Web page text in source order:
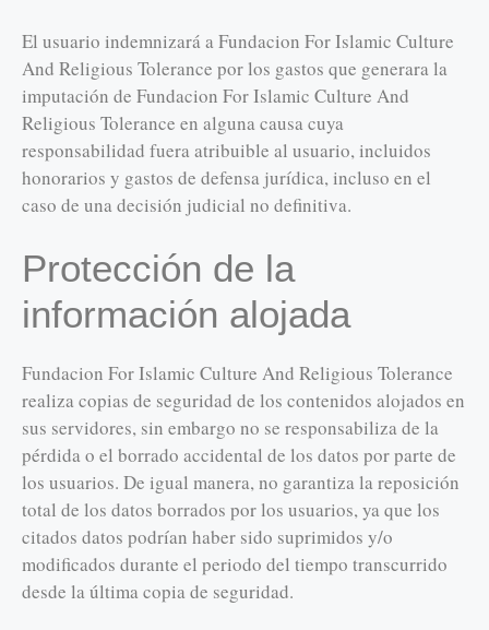
El usuario indemnizará a Fundacion For Islamic Culture
And Religious Tolerance por los gastos que generara la
imputación de Fundacion For Islamic Culture And
Religious Tolerance en alguna causa cuya
responsabilidad fuera atribuible al usuario, incluidos
honorarios y gastos de defensa jurídica, incluso en el
caso de una decisión judicial no definitiva.
Protección de la
información alojada
Fundacion For Islamic Culture And Religious Tolerance
realiza copias de seguridad de los contenidos alojados en
sus servidores, sin embargo no se responsabiliza de la
pérdida o el borrado accidental de los datos por parte de
los usuarios. De igual manera, no garantiza la reposición
total de los datos borrados por los usuarios, ya que los
citados datos podrían haber sido suprimidos y/o
modificados durante el periodo del tiempo transcurrido
desde la última copia de seguridad.